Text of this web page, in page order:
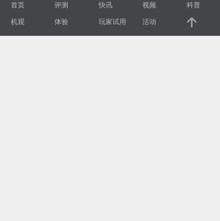
视
首页 评测 快讯 视频 科普
机观 体验 玩家试用 活动